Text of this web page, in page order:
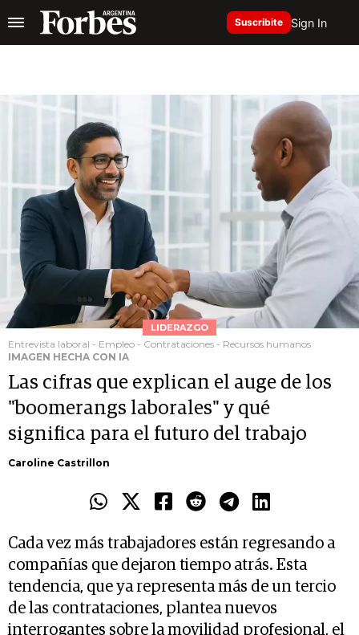
Suscribite Sign In
LIDERAZGO
Entrevista laboral - Empleo - Contrataciones - Recursos humanos
IMAGEN HECHA CON IA
Las cifras que explican el auge de los
"boomerangs laborales" y qué
significa para el futuro del trabajo
Caroline Castrillon
Cada vez más trabajadores están regresando a
compañías que dejaron tiempo atrás. Esta
tendencia, que ya representa más de un tercio
de las contrataciones, plantea nuevos
interrogantes sobre la movilidad profesional, el